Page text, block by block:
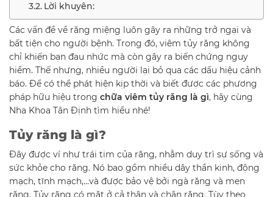
Lời khuyên:
Các vấn đề về răng miệng luôn gây ra những trở ngại và
bất tiện cho người bệnh. Trong đó, viêm tủy răng không
chỉ khiến bạn đau nhức mà còn gây ra biến chứng nguy
hiểm. Thế nhưng, nhiều người lại bỏ qua các dấu hiệu cảnh
báo. Để có thể phát hiện kịp thời và biết được các phương
pháp hữu hiệu trong chữa viêm tủy răng là gì, hãy cùng
Nha Khoa Tân Định tìm hiểu nhé!
Tủy răng là gì?
Đây được ví như trái tim của răng, nhằm duy trì sự sống và
sức khỏe cho răng. Nó bao gồm nhiều dây thần kinh, động
mạch, tĩnh mạch,…và được bảo vệ bởi ngà răng và men
răng. Tủy răng có mặt ở cả thân và chân răng. Tùy theo